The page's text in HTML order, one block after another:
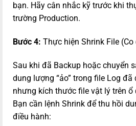
bạn. Hãy cân nhắc kỹ trước khi
trường Production.
Bước 4: Thực hiện Shrink File
Sau khi đã Backup hoặc chuyển
dung lượng “ảo” trong file Log
nhưng kích thước file vật lý trên
Bạn cần lệnh Shrink để thu hồi
điều hành: